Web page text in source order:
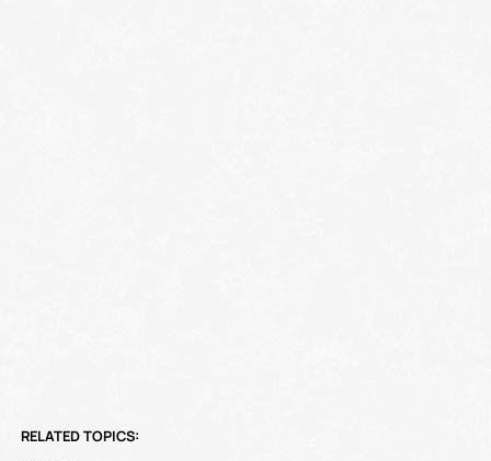
RELATED TOPICS: